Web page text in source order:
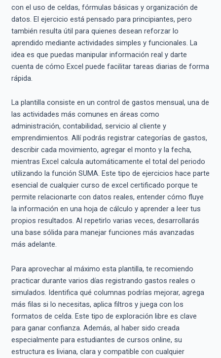
con el uso de celdas, fórmulas básicas y organización de
datos. El ejercicio está pensado para principiantes, pero
también resulta útil para quienes desean reforzar lo
aprendido mediante actividades simples y funcionales. La
idea es que puedas manipular información real y darte
cuenta de cómo Excel puede facilitar tareas diarias de forma
rápida.
La plantilla consiste en un control de gastos mensual, una de
las actividades más comunes en áreas como
administración, contabilidad, servicio al cliente y
emprendimientos. Allí podrás registrar categorías de gastos,
describir cada movimiento, agregar el monto y la fecha,
mientras Excel calcula automáticamente el total del periodo
utilizando la función SUMA. Este tipo de ejercicios hace parte
esencial de cualquier curso de excel certificado porque te
permite relacionarte con datos reales, entender cómo fluye
la información en una hoja de cálculo y aprender a leer tus
propios resultados. Al repetirlo varias veces, desarrollarás
una base sólida para manejar funciones más avanzadas
más adelante.
Para aprovechar al máximo esta plantilla, te recomiendo
practicar durante varios días registrando gastos reales o
simulados. Identifica qué columnas podrías mejorar, agrega
más filas si lo necesitas, aplica filtros y juega con los
formatos de celda. Este tipo de exploración libre es clave
para ganar confianza. Además, al haber sido creada
especialmente para estudiantes de cursos online, su
estructura es liviana, clara y compatible con cualquier